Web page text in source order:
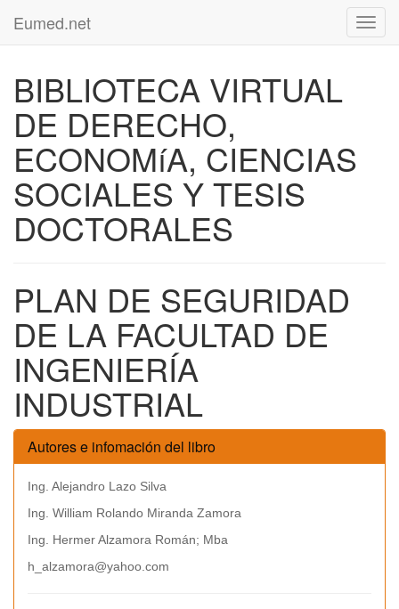
Eumed.net
BIBLIOTECA VIRTUAL
DE DERECHO,
ECONOMíA, CIENCIAS
SOCIALES Y TESIS
DOCTORALES
PLAN DE SEGURIDAD
DE LA FACULTAD DE
INGENIERÍA
INDUSTRIAL
Autores e infomación del libro
Ing. Alejandro Lazo Silva
Ing. William Rolando Miranda Zamora
Ing. Hermer Alzamora Román; Mba
h_alzamora@yahoo.com